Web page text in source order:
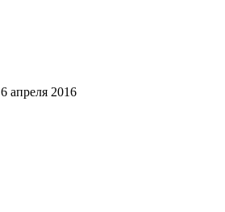
6 апреля 2016